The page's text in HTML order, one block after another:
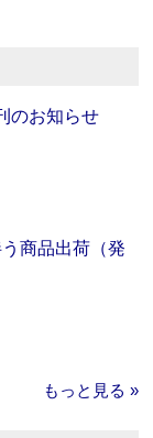
のお知らせ
商品出荷（発
もっと見る »